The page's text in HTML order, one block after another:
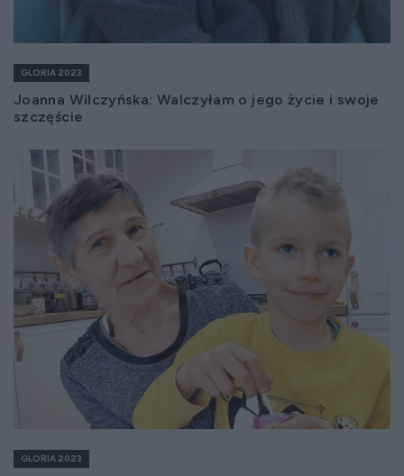
GLORIA 2023
Joanna Wilczyńska: Walczyłam o jego życie i swoje
szczęście
GLORIA 2023